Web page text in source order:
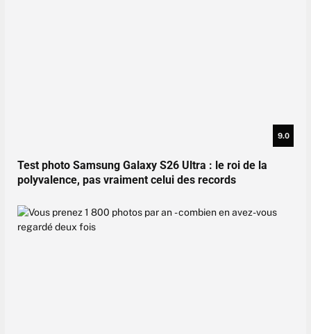
9.0
Test photo Samsung Galaxy S26 Ultra : le roi de la
polyvalence, pas vraiment celui des records